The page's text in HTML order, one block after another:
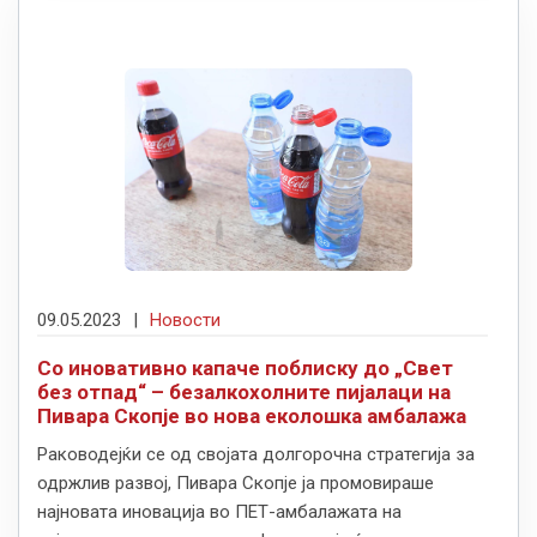
09.05.2023 | Новости
Со иновативно капаче поблиску до „Свет
без отпад“ – безалкохолните пијалаци на
Пивара Скопје во нова еколошка амбалажа
Раководејќи се од својата долгорочна стратегија за
одржлив развој, Пивара Скопје ја промовираше
најновата иновација во ПЕТ-амбалажата на